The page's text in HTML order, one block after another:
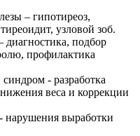
– гипотиреоз,
узловой зоб.
диагностика, подбор
профилактика
- разработка
веса и коррекции
нарушения выработки